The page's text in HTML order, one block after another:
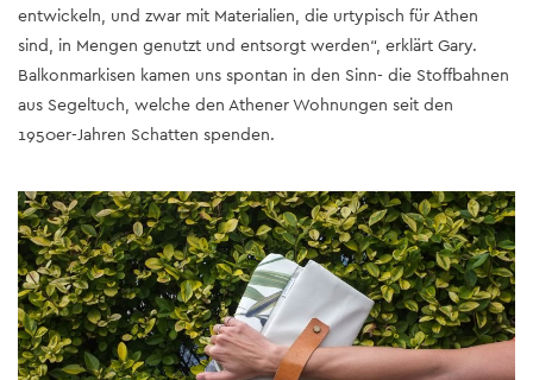
entwickeln, und zwar mit Materialien, die urtypisch für Athen
sind, in Mengen genutzt und entsorgt werden“, erklärt Gary.
Balkonmarkisen kamen uns spontan in den Sinn- die Stoffbahnen
aus Segeltuch, welche den Athener Wohnungen seit den
1950er-Jahren Schatten spenden.